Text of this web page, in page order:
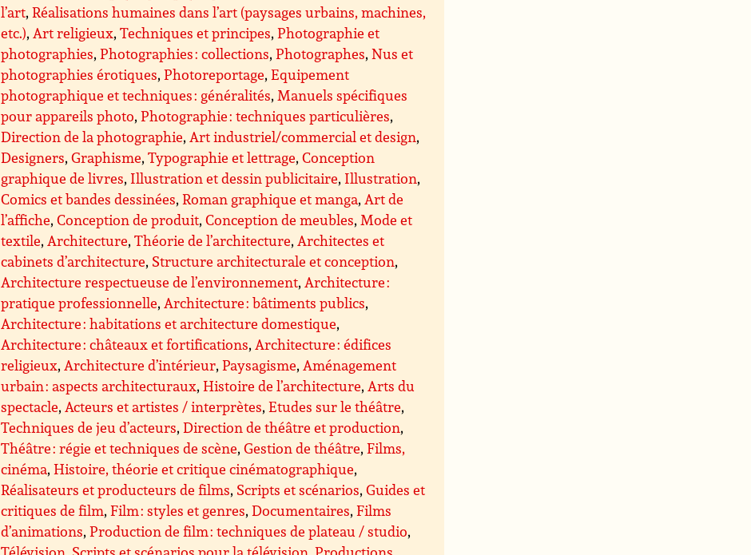
l’art,Réalisations humaines dans l’art (paysages urbains, machines,
etc.),Art religieux,Techniques et principes,Photographie et
photographies,Photographies : collections,Photographes,Nus et
photographies érotiques,Photoreportage,Equipement
photographique et techniques : généralités,Manuels spécifiques
pour appareils photo,Photographie : techniques particulières,
Direction de la photographie,Art industriel/commercial et design,
Designers,Graphisme,Typographie et lettrage,Conception
graphique de livres, Illustration et dessin publicitaire, Illustration,
Comics et bandes dessinées,Roman graphique et manga,Art de
l’affiche,Conception de produit,Conception de meubles,Mode et
textile,Architecture,Théorie de l’architecture,Architectes et
cabinets d’architecture, Structure architecturale et conception,
Architecture respectueuse de l’environnement,Architecture :
pratique professionnelle,Architecture : bâtiments publics,
Architecture : habitations et architecture domestique,
Architecture : châteaux et fortifications,Architecture : édifices
religieux,Architecture d’intérieur,Paysagisme,Aménagement
urbain : aspects architecturaux,Histoire de l’architecture,Arts du
spectacle,Acteurs et artistes / interprètes,Etudes sur le théâtre,
Techniques de jeu d’acteurs,Direction de théâtre et production,
Théâtre : régie et techniques de scène,Gestion de théâtre,Films,
cinéma,Histoire, théorie et critique cinématographique,
Réalisateurs et producteurs de films, Scripts et scénarios,Guides et
critiques de film,Film : styles et genres,Documentaires,Films
d’animations,Production de film : techniques de plateau / studio,